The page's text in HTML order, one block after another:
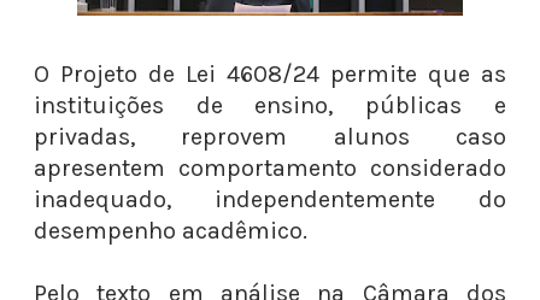
O Projeto de Lei 4608/24 permite que as
instituições de ensino, públicas e
privadas, reprovem alunos caso
apresentem comportamento considerado
inadequado, independentemente do
desempenho acadêmico.
Pelo texto em análise na Câmara dos